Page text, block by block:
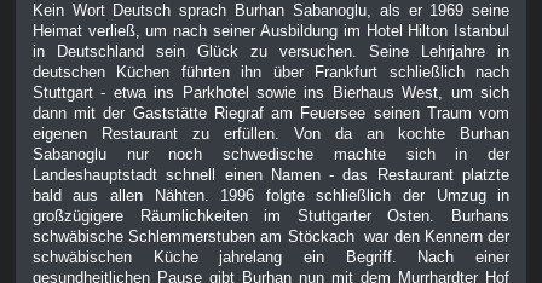
Kein Wort Deutsch sprach Burhan Sabanoglu, als er 1969 seine
Heimat verließ, um nach seiner Ausbildung im Hotel Hilton Istanbul
in Deutschland sein Glück zu versuchen. Seine Lehrjahre in
deutschen Küchen führten ihn über Frankfurt schließlich nach
Stuttgart - etwa ins Parkhotel sowie ins Bierhaus West, um sich
dann mit der Gaststätte Riegraf am Feuersee seinen Traum vom
eigenen Restaurant zu erfüllen. Von da an kochte Burhan
Sabanoglu nur noch schwedische machte sich in der
Landeshauptstadt schnell einen Namen - das Restaurant platzte
bald aus allen Nähten. 1996 folgte schließlich der Umzug in
großzügigere Räumlichkeiten im Stuttgarter Osten. Burhans
schwäbische Schlemmerstuben am Stöckach war den Kennern der
schwäbischen Küche jahrelang ein Begriff. Nach einer
gesundheitlichen Pause gibt Burhan nun mit dem Murrhardter Hof